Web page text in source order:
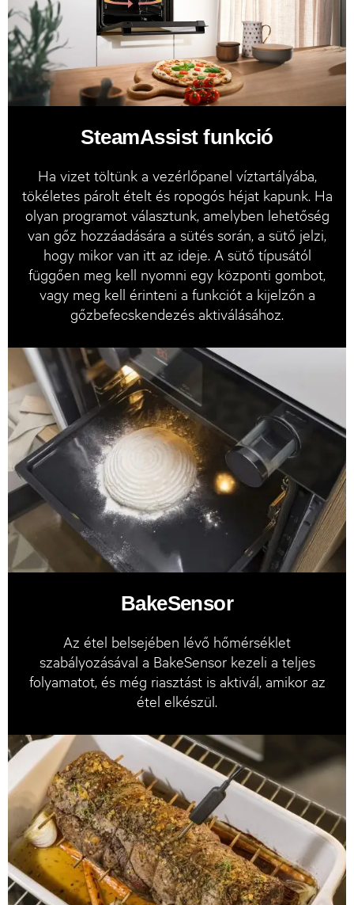
SteamAssist funkció
Ha vizet töltünk a vezérlőpanel víztartályába,
tökéletes párolt ételt és ropogós héjat kapunk. Ha
olyan programot választunk, amelyben lehetőség
van gőz hozzáadására a sütés során, a sütő jelzi,
hogy mikor van itt az ideje. A sütő típusától
függően meg kell nyomni egy központi gombot,
vagy meg kell érinteni a funkciót a kijelzőn a
gőzbefecskendezés aktiválásához.
BakeSensor
Az étel belsejében lévő hőmérséklet
szabályozásával a BakeSensor kezeli a teljes
folyamatot, és még riasztást is aktivál, amikor az
étel elkészül.